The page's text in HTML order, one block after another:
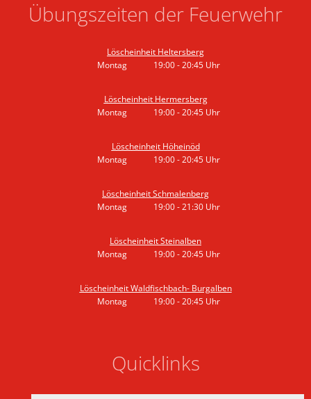
Übungszeiten der Feuerwehr
Löscheinheit Heltersberg
Montag
19:00-20:45 Uhr
Löscheinheit Hermersberg
Montag
19:00-20:45 Uhr
Löscheinheit Höheinöd
Montag
19:00-20:45 Uhr
Löscheinheit Schmalenberg
Montag
19:00-21:30 Uhr
Löscheinheit Steinalben
Montag
19:00-20:45 Uhr
Löscheinheit Waldfischbach- Burgalben
Montag
19:00-20:45 Uhr
Quicklinks